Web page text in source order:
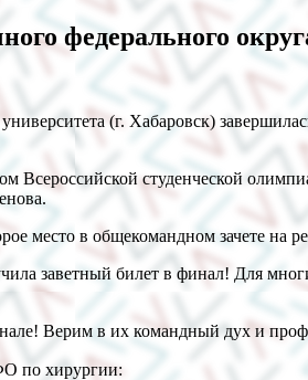
федерального
(г. Хабаровск)
студенческой
место в общекомандном зачете на
заветный билет в финал! Для
Верим в их командный дух и
по хирургии:⁣⠀